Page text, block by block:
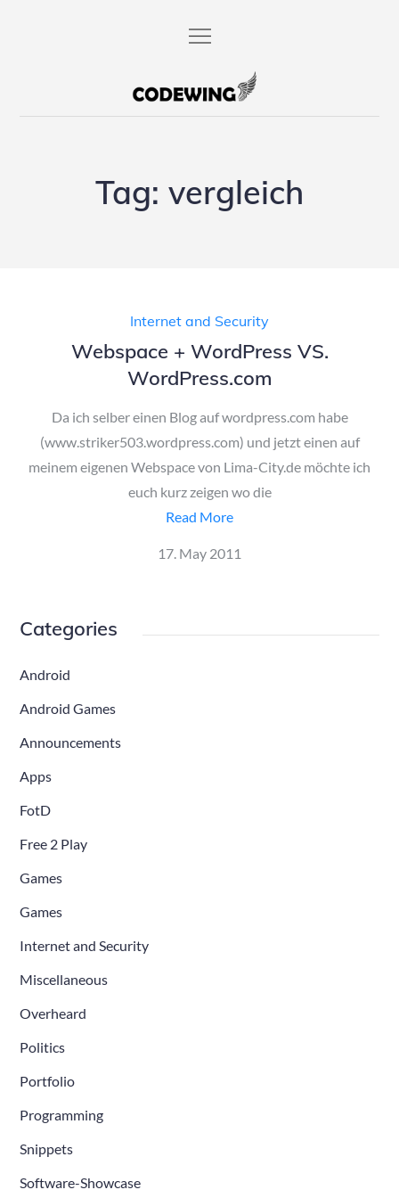
codewing.de
Tag: vergleich
Internet and Security
Webspace + WordPress VS.
WordPress.com
Da ich selber einen Blog auf wordpress.com habe
(www.striker503.wordpress.com) und jetzt einen auf
meinem eigenen Webspace von Lima-City.de möchte ich
euch kurz zeigen wo die
Read More
Posted
17. May 2011
Categories
Android
Android Games
Announcements
Apps
FotD
Free 2 Play
Games
Games
Internet and Security
Miscellaneous
Overheard
Politics
Portfolio
Programming
Snippets
Software-Showcase